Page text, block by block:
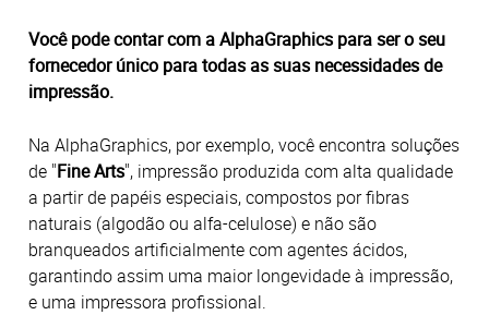
Você pode contar com a AlphaGraphics para ser o seu
fornecedor único para todas as suas necessidades de
impressão.
Na AlphaGraphics, por exemplo, você encontra soluções
de "Fine Arts", impressão produzida com alta qualidade
a partir de papéis especiais, compostos por fibras
naturais (algodão ou alfa-celulose) e não são
branqueados artificialmente com agentes ácidos,
garantindo assim uma maior longevidade à impressão,
e uma impressora profissional.